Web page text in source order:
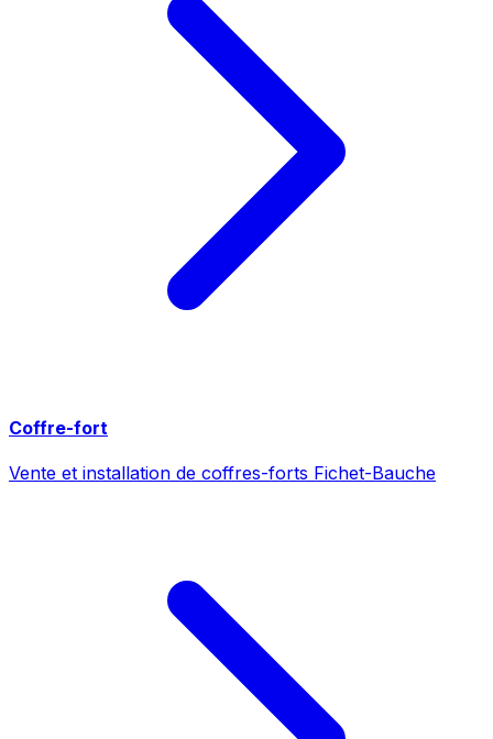
Coffre-fort
Vente et installation de coffres-forts Fichet-Bauche